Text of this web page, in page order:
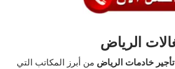
الرياض
خادمات الرياض من أبرز المكاتب التي